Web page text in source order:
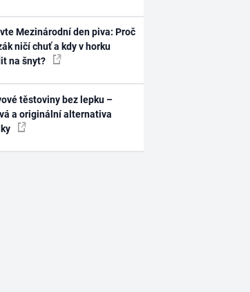
Mezinárodní den piva: Proč
ničí chuť a kdy v horku
na šnyt?
těstoviny bez lepku –
a originální alternativa